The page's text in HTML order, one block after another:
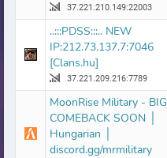
37.221.210.149:22003
..:::PDSS:::.. NEW
IP:212.73.137.7:7046
[Clans.hu]
37.221.209.216:7789
MoonRise Military - BIG
COMEBACK SOON │
Hungarian │
discord.gg/mrmilitary